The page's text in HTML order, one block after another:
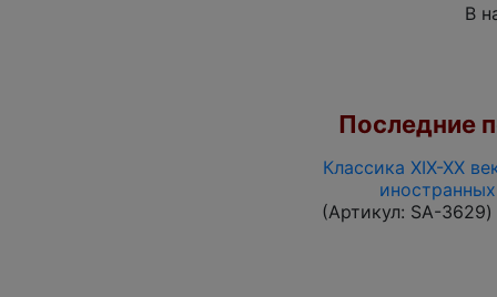
В
Последние
Классика XIX-XX
(Артикул: SA-3629)